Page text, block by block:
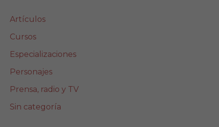
Artículos
Cursos
Especializaciones
Personajes
Prensa, radio y TV
Sin categoría